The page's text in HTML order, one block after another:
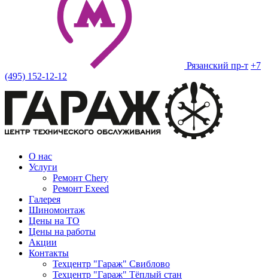
Рязанский пр-т +7
(495) 152-12-12
О нас
Услуги
Ремонт Chery
Ремонт Exeed
Галерея
Шиномонтаж
Цены на ТО
Цены на работы
Акции
Контакты
Техцентр "Гараж" Свиблово
Техцентр "Гараж" Тёплый стан